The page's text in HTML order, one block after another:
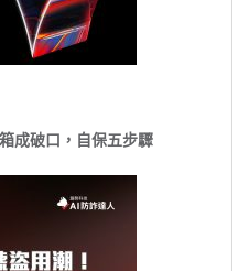
成破口，自保五步驟